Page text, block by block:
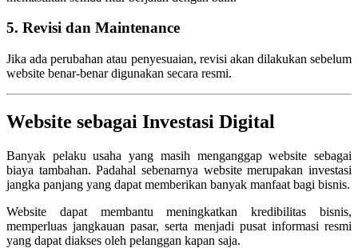
5. Revisi dan Maintenance
Jika ada perubahan atau penyesuaian, revisi akan dilakukan sebelum
website benar-benar digunakan secara resmi.
Website sebagai Investasi Digital
Banyak pelaku usaha yang masih menganggap website sebagai
biaya tambahan. Padahal sebenarnya website merupakan investasi
jangka panjang yang dapat memberikan banyak manfaat bagi bisnis.
Website dapat membantu meningkatkan kredibilitas bisnis,
memperluas jangkauan pasar, serta menjadi pusat informasi resmi
yang dapat diakses oleh pelanggan kapan saja.